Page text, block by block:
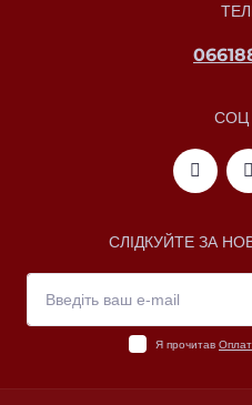
СОЦ
СЛІДКУЙТЕ ЗА
Я прочитав